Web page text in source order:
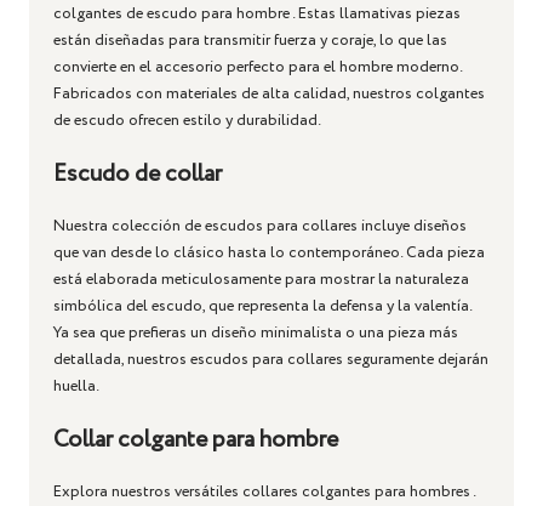
colgantes de escudo para hombre. Estas llamativas piezas
están diseñadas para transmitir fuerza y ​​coraje, lo que las
convierte en el accesorio perfecto para el hombre moderno.
Fabricados con materiales de alta calidad, nuestros colgantes
de escudo ofrecen estilo y durabilidad.
Escudo de collar
Nuestra colección deescudos para collares incluye diseños
que van desde lo clásico hasta lo contemporáneo. Cada pieza
está elaborada meticulosamente para mostrar la naturaleza
simbólica del escudo, que representa la defensa y la valentía.
Ya sea que prefieras un diseño minimalista o una pieza más
detallada, nuestros escudos para collares seguramente dejarán
huella.
Collar colgante para hombre
Explora nuestros versátiles collares colgantes para hombres .